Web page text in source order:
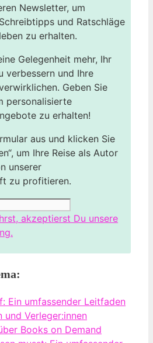
Newsletter, um
und Ratschläge
zu erhalten.
Gelegenheit mehr, Ihr
verbessern und Ihre
Geben Sie
personalisierte
zu erhalten!
aus und klicken Sie
um Ihre Reise als Autor
unserer
zu profitieren.
akzeptierst Du unsere
Ein umfassender Leitfaden
und Verleger:innen
Books on Demand